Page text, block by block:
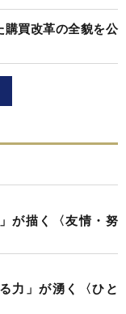
買改革の全貌を公
が描く〈友情・努
力」が湧く〈ひと